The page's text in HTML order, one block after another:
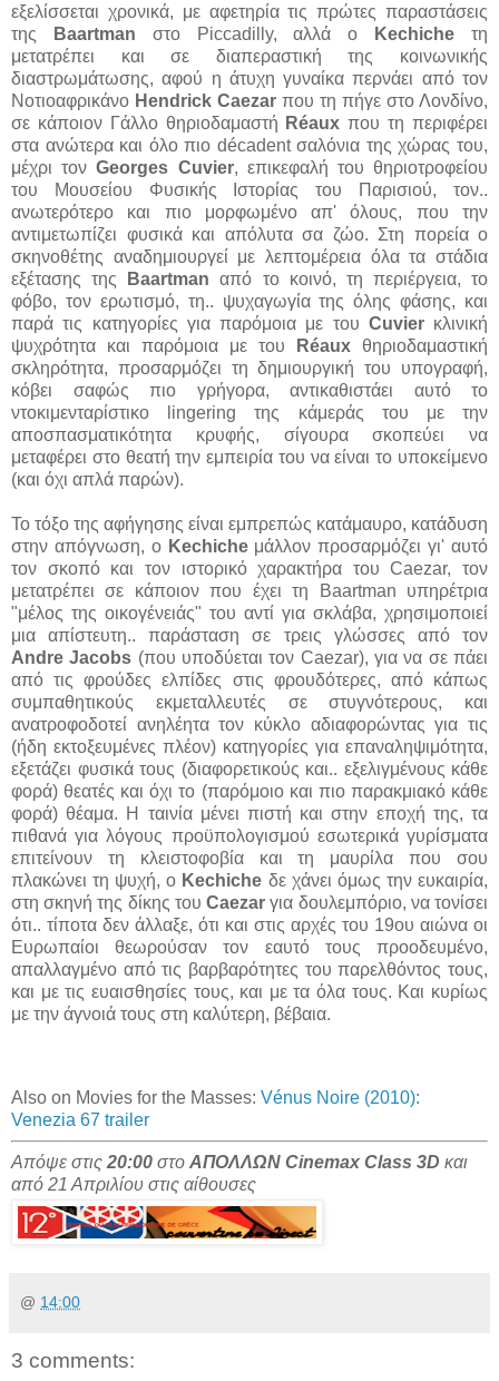
εξελίσσεται χρονικά, με αφετηρία τις πρώτες παραστάσεις
της
Baartman στο Piccadilly, αλλά ο Kechiche τη
μετατρέπει και σε διαπεραστική της κοινωνικής
διαστρωμάτωσης, αφού η άτυχη γυναίκα περνάει από τον
Νοτιοαφρικάνο Hendrick Caezar που τη πήγε στο Λονδίνο,
σε κάποιον Γάλλο θηριοδαμαστή Réaux που τη περιφέρει
στα ανώτερα και όλο πιο décadent σαλόνια της χώρας του,
μέχρι τονGeorges Cuvier, επικεφαλή του θηριοτροφείου
του Μουσείου Φυσικής Ιστορίας του Παρισιού, τον..
ανωτερότερο και πιο μορφωμένο απ' όλους, που την
αντιμετωπίζει φυσικά και απόλυτα σα ζώο. Στη πορεία ο
σκηνοθέτης αναδημιουργεί με λεπτομέρεια όλα τα στάδια
εξέτασης της
Baartman από το κοινό, τη περιέργεια, το
φόβο, τον ερωτισμό, τη.. ψυχαγωγία της όλης φάσης, και
παρά τις κατηγορίες για παρόμοια με του Cuvierκλινική
ψυχρότητα και παρόμοια με του
Réaux θηριοδαμαστική
σκληρότητα, προσαρμόζει τη δημιουργική του υπογραφή,
κόβει σαφώς πιο γρήγορα, αντικαθιστάει αυτό το
ντοκιμενταρίστικο lingering της κάμεράς του με την
αποσπασματικότητα κρυφής, σίγουρα σκοπεύει να
μεταφέρει στο θεατή την εμπειρία του να είναι το υποκείμενο
(και όχι απλά παρών).
Το τόξο της αφήγησης είναι εμπρεπώς κατάμαυρο, κατάδυση
στην απόγνωση, ο Kechicheμάλλον προσαρμόζει γι' αυτό
τον σκοπό και τον ιστορικό χαρακτήρα του Caezar, τον
μετατρέπει σε κάποιον που έχει τη Baartman υπηρέτρια
"μέλος της οικογένειάς" του αντί για σκλάβα, χρησιμοποιεί
μια απίστευτη.. παράσταση σε τρεις γλώσσες από τον
Andre Jacobs (που υποδύεται τον Caezar), για να σε πάει
από τις φρούδες ελπίδες στις φρουδότερες, από κάπως
συμπαθητικούς εκμεταλλευτές σε στυγνότερους, και
ανατροφοδοτεί ανηλέητα τον κύκλο αδιαφορώντας για τις
(ήδη εκτοξευμένες πλέον) κατηγορίες για επαναληψιμότητα,
εξετάζει φυσικά τους (διαφορετικούς και.. εξελιγμένους κάθε
φορά) θεατές και όχι το (παρόμοιο και πιο παρακμιακό κάθε
φορά) θέαμα. Η ταινία μένει πιστή και στην εποχή της, τα
πιθανά για λόγους προϋπολογισμού εσωτερικά γυρίσματα
επιτείνουν τη κλειστοφοβία και τη μαυρίλα που σου
πλακώνει τη ψυχή, ο Kechiche δε χάνει όμως την ευκαιρία,
στη σκηνή της δίκης τουCaezar για δουλεμπόριο, να τονίσει
ότι.. τίποτα δεν άλλαξε, ότι και στις αρχές του 19ου αιώνα οι
Ευρωπαίοι θεωρούσαν τον εαυτό τους προοδευμένο,
απαλλαγμένο από τις βαρβαρότητες του παρελθόντος τους,
και με τις ευαισθησίες τους, και με τα όλα τους. Και κυρίως
με την άγνοιά τους στη καλύτερη, βέβαια.
Also on Movies for the Masses: Vénus Noire (2010):
Venezia 67 trailer
Απόψε στις 20:00 στο ΑΠΟΛΛΩΝ Cinemax Class 3D και
από 21 Απριλίου στις αίθουσες
@ 14:00
3 comments: